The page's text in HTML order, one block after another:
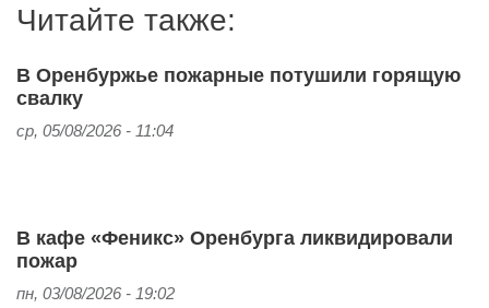
Читайте также:
В Оренбуржье пожарные потушили горящую
свалку
ср, 05/08/2026 - 11:04
В кафе «Феникс» Оренбурга ликвидировали
пожар
пн, 03/08/2026 - 19:02